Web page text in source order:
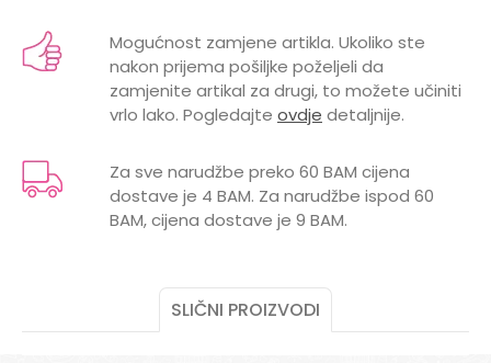
+387 656-72209
Radno vreme
Pon-Subota: 09:00-
15:00h
Pišite nam
aksaonlinebih@aksabih.ba
Email
Mogućnost zamjene artikla. Ukoliko ste
nakon prijema pošiljke poželjeli da
zamjenite artikal za drugi, to možete učiniti
vrlo lako. Pogledajte ovdje detaljnije.
Za sve narudžbe preko 60 BAM cijena
dostave je 4 BAM. Za narudžbe ispod 60
BAM, cijena dostave je 9 BAM.
SLIČNI PROIZVODI